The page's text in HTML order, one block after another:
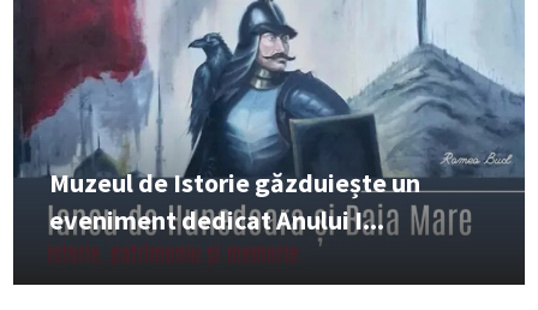
Muzeul de Istorie găzduiește un
eveniment dedicat Anului I...